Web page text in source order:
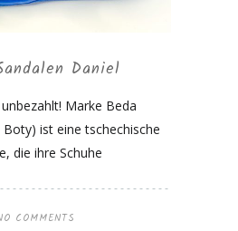
Daniel
Marke Beda
ist eine tschechische
die ihre Schuhe
COMMENTS